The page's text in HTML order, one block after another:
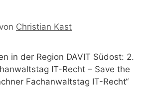
von Christian Kast
in der Region DAVIT Südost: 2.
IT-Recht – Save the
Fachanwaltstag IT-Recht“